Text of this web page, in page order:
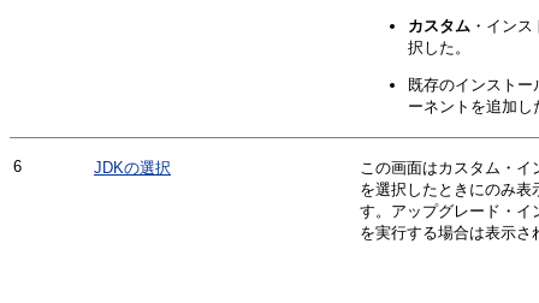
カスタム ・イン
択した。
既存のインストー
ーネントを追加し
6 JDKの選択
この画面はカスタム・イ
を選択したときにのみ表
す。アップグレード・イ
を実行する場合は表示さ